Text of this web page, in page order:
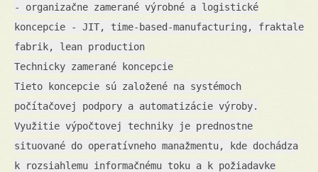
- organizačne zamerané výrobné a logistické
koncepcie - JIT, time-based-manufacturing, fraktale
fabrik, lean production
Technicky zamerané koncepcie
Tieto koncepcie sú založené na systémoch
počítačovej podpory a automatizácie výroby.
Využitie výpočtovej techniky je prednostne
situované do operatívneho manažmentu, kde dochádza
k rozsiahlemu informačnému toku a k požiadavke